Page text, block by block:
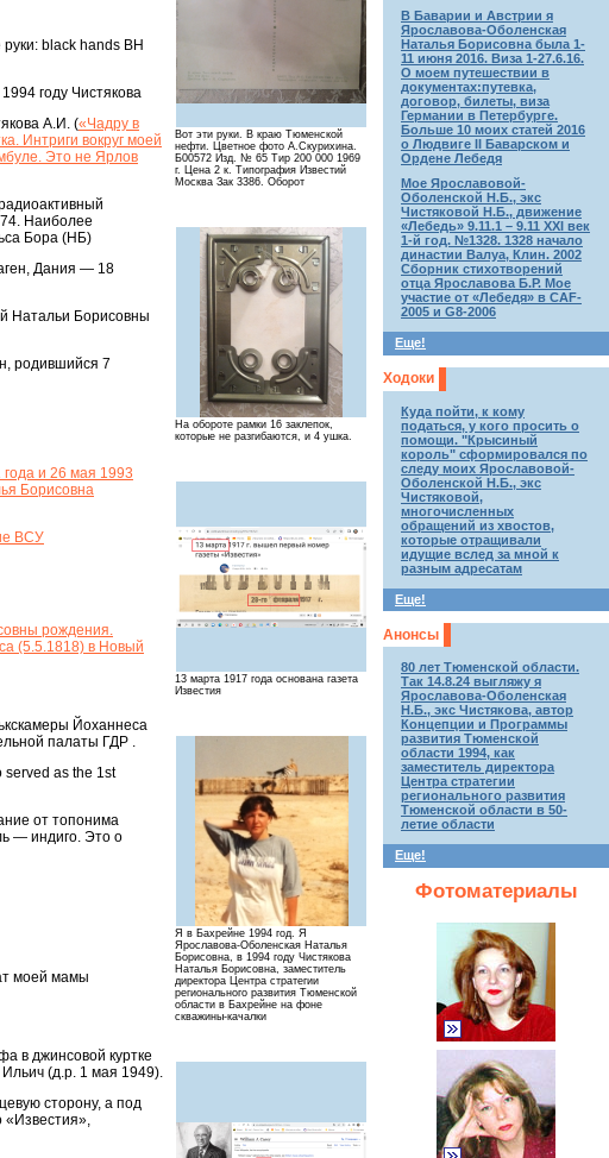
Вот эти руки. В краю Тюменской
нефти. Цветное фото А.Скурихина.
Б00572 Изд. № 65 Тир 200 000 1969
г. Цена 2 к. Типография Известий
Москва Зак 3386. Оборот
На обороте рамки 16 заклепок,
которые не разгибаются, и 4 ушка.
13 марта 1917 года основана газета
Известия
Я в Бахрейне 1994 год. Я
Ярославова-Оболенская Наталья
Борисовна, в 1994 году Чистякова
Наталья Борисовна, заместитель
директора Центра стратегии
регионального развития Тюменской
области в Бахрейне на фоне
скважины-качалки
black hands BH
году Чистякова
А.И. («Чадру в
Интриги вокруг моей
Это не Ярлов
Наиболее
Бора (НБ)
Дания — 18
Натальи Борисовны
родившийся 7
и 26 мая 1993
Борисовна
ВСУ
рождения.
(5.5.1818) в Новый
Йоханнеса
палаты ГДР .
as the 1st
от топонима
— индиго. Это о
моей мамы
в джинсовой куртке
(д.р. 1 мая 1949).
сторону, а под
«Известия»,
В Баварии и Австрии я
Ярославова-Оболенская
Наталья Борисовна была 1-
11 июня 2016. Виза 1-27.6.16.
О моем путешествии в
документах:путевка,
договор, билеты, виза
Германии в Петербурге.
Больше 10 моих статей 2016
о Людвиге II Баварском и
Ордене Лебедя
Мое Ярославовой-
Оболенской Н.Б., экс
Чистяковой Н.Б., движение
«Лебедь» 9.11.1 – 9.11 XXI век
1-й год. №1328. 1328 начало
династии Валуа, Клин. 2002
Сборник стихотворений
отца Ярославова Б.Р. Мое
участие от «Лебедя» в CAF-
2005 и G8-2006
Еще!
Ходоки
Куда пойти, к кому
податься, у кого просить о
помощи. "Крысиный
король" сформировался по
следу моих Ярославовой-
Оболенской Н.Б., экс
Чистяковой,
многочисленных
обращений из хвостов,
которые отращивали
идущие вслед за мной к
разным адресатам
Еще!
Анонсы
80 лет Тюменской области.
Так 14.8.24 выгляжу я
Ярославова-Оболенская
Н.Б., экс Чистякова, автор
Концепции и Программы
развития Тюменской
области 1994, как
заместитель директора
Центра стратегии
регионального развития
Тюменской области в 50-
летие области
Еще!
Фотоматериалы